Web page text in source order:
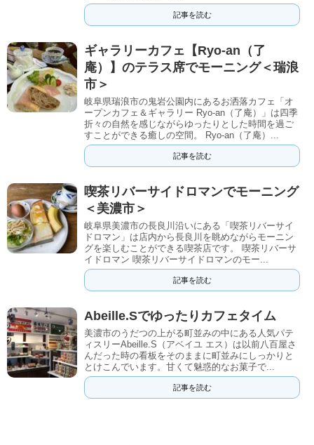
記事を読む
ギャラリーカフェ【Ryo-an（了
庵）】のテラス席でモーニング＜瑞浪
市＞
岐阜県瑞浪市の鬼岩公園内にあるお洒落カフェ「オ
ープンカフェ＆ギャラリー Ryo-an（了庵）」は四季
折々の自然を感じながらゆったりとした時間を過ご
すことができる癒しの空間。 Ryo-an（了庵）...
記事を読む
喫茶リバーサイドロマンでモーニング
＜美濃市＞
岐阜県美濃市の長良川沿いにある「喫茶リバーサイ
ドロマン」は店内から長良川を眺めながらモーニン
グを楽しむことができる喫茶店です。 喫茶リバーサ
イドロマン 喫茶リバーサイドロマンのモー...
記事を読む
Abeille.Sでゆったりカフェタイム
美濃市のうだつの上がる町並みの中にある人気パテ
ィスリーAbeille.S（アベイユ エス）は以前八百屋さ
んだった時の看板をそのままに町並みにしっかりと
とけこんでいます。甘くて魅惑的なお菓子で...
記事を読む